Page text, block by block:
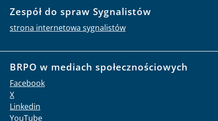
Zespół do spraw Sygnalistów
strona internetowa sygnalistów
BRPO w mediach społecznościowych
Facebook
X
Linkedin
YouTube